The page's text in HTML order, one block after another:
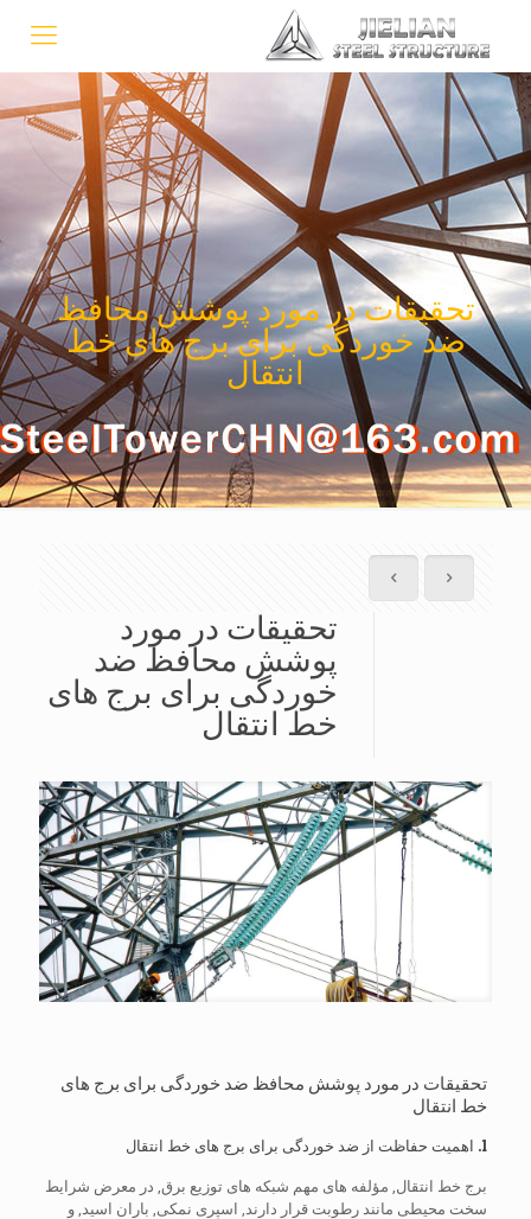
تحقیقات در مورد پوشش محافظ
ضد خوردگی برای برج های خط
انتقال
تحقیقات در مورد
پوشش محافظ ضد
خوردگی برای برج های
خط انتقال
تحقیقات در مورد پوشش محافظ ضد خوردگی برای برج های
خط انتقال
1. اهمیت حفاظت از ضد خوردگی برای برج های خط انتقال
برج خط انتقال, مؤلفه های مهم شبکه های توزیع برق, در معرض شرایط
سخت محیطی مانند رطوبت قرار دارند, اسپری نمکی, باران اسید, و